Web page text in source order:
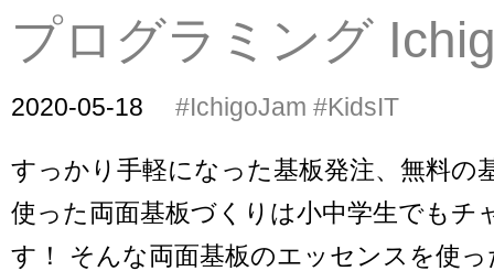
プログラミング
2020-05-18 #IchigoJam #KidsIT
すっかり手軽になった基板発注、無料の
使った両面基板づくりは小中学生でもチ
す！ そんな両面基板のエッセンスを使